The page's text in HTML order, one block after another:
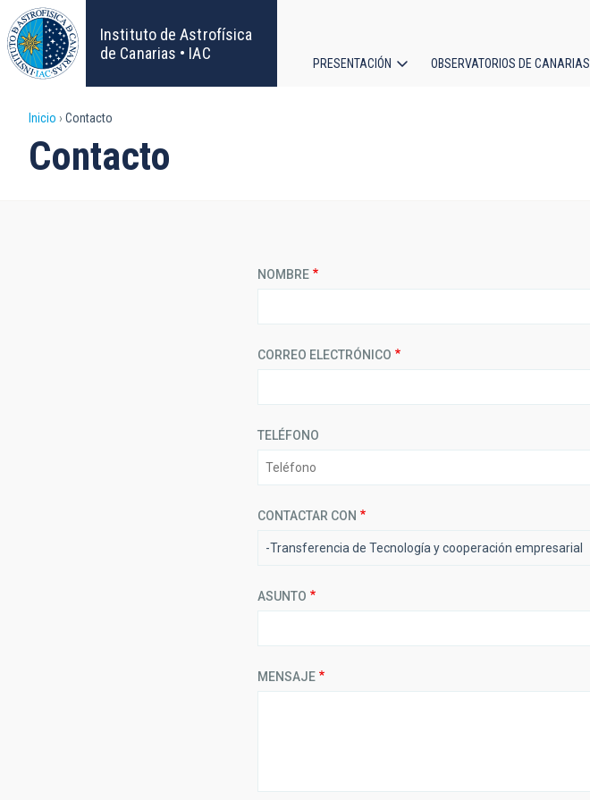
Pasar
al
contenido
principal
Instituto de Astrofísica
de Canarias • IAC
PRESENTACIÓN OBSERVATORIOS DE CANARIAS
Sobrescribir
enlaces
Inicio Contacto
Contacto
NOMBRE
CORREO ELECTRÓNICO
TELÉFONO
CONTACTAR CON
-Transferencia de Tecnología y cooperación empresarial
ASUNTO
MENSAJE